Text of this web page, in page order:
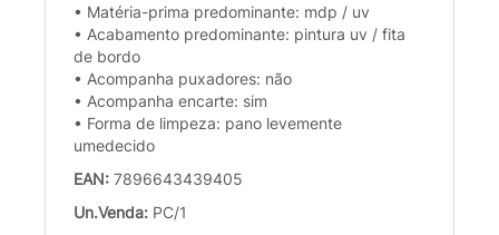
• Matéria-prima predominante: mdp / uv
• Acabamento predominante: pintura uv / fita
de bordo
• Acompanha puxadores: não
• Acompanha encarte: sim
• Forma de limpeza: pano levemente
umedecido
EAN: 7896643439405
Un.Venda: PC/1